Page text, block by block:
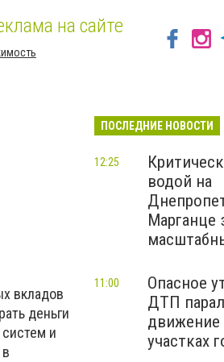
на сайте
вкладов
деньги
и
ПОСЛЕДНИЕ НОВОСТИ
водой на
Марганце
12:25
Опасное
ДТП
участках
11:00